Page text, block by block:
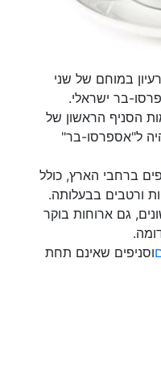
במוחם של שני
בר ישראלי.
בשנת 1994 בדמות הסניף הראשון של
ל"אספרסו-בר"
כיום מעל ל-130 סניפים ברחבי הארץ, כולל
ורטבים בבעלותה.
גם ארוחות בוקר
וסניפים שאינם תחת